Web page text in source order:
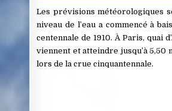
Les prévisions météorologiques
niveau de l’eau a commencé à
centennale de 1910. À Paris, quai
viennent et atteindre jusqu’à 5,50
lors de la crue cinquantennale.